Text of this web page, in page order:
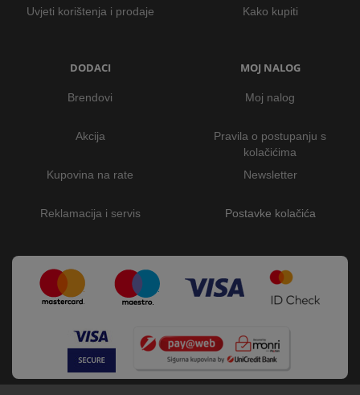
Uvjeti korištenja i prodaje Kako kupiti
DODACI
Brendovi
Akcija
Kupovina na rate
Reklamacija i servis
MOJ NALOG
Moj nalog
Pravila o postupanju s
kolačićima
Newsletter
Postavke kolačića